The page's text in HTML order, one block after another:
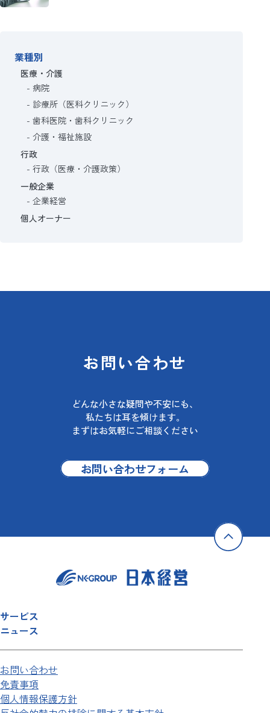
業種別
医療・介護
病院
診療所（医科クリニック）
歯科医院・歯科クリニック
介護・福祉施設
行政
行政（医療・介護政策）
一般企業
企業経営
個人オーナー
お問い合わせ
どんな小さな疑問や不安にも、
私たちは耳を傾けます。
まずはお気軽にご相談ください
お問い合わせフォーム
サービス
ニュース
お問い合わせ
免責事項
個人情報保護方針